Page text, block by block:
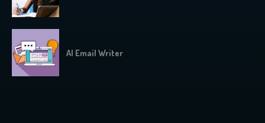
AI Email Writer